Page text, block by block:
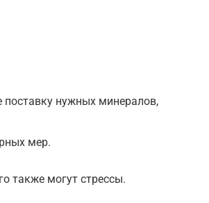
поставку нужных минералов,
мер.
также могут стрессы.